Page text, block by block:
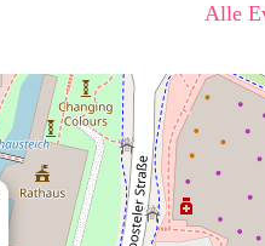
Alle